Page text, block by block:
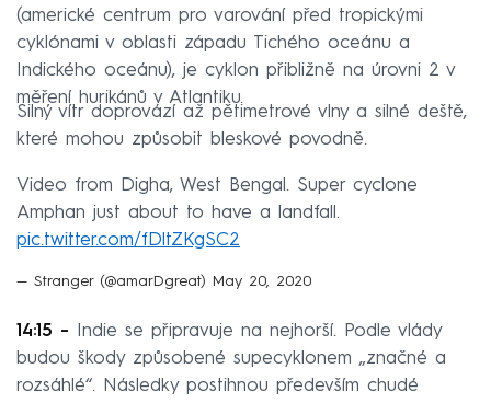
(americké centrum pro varování před tropickými
cyklónami v oblasti západu Tichého oceánu a
Indického oceánu), je cyklon přibližně na úrovni 2 v
měření hurikánů v Atlantiku.
Silný vítr doprovází až pětimetrové vlny a silné deště,
které mohou způsobit bleskové povodně.
Video from Digha, West Bengal. Super cyclone
Amphan just about to have a landfall.
pic.twitter.com/fDltZKgSC2
— Stranger (@amarDgreat) May 20, 2020
14:15 - Indie se připravuje na nejhorší. Podle vlády
budou škody způsobené supecyklonem „značné a
rozsáhlé“. Následky postihnou především chudé